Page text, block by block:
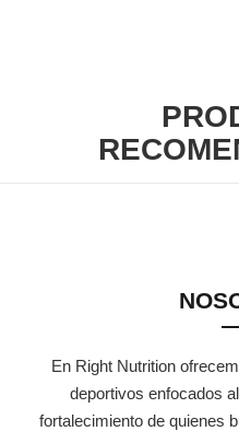
En Right Nutrition
deportivos enfocados
fortalecimiento de quienes